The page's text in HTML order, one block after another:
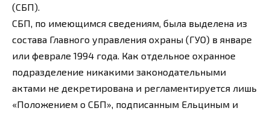
(СБП).
СБП, по имеющимся сведениям, была выделена из
состава Главного управления охраны (ГУО) в январе
или феврале 1994 года. Как отдельное охранное
подразделение никакими законодательными
актами не декретирована и регламентируется лишь
«Положением о СБП», подписанным Ельциным и